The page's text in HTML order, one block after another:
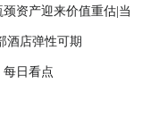
资产迎来价值重估|当
酒店弹性可期
日看点